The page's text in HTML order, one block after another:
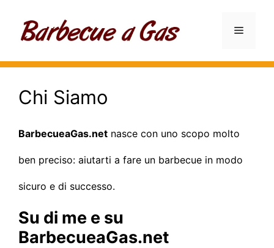
contenuto
Menu
Chi Siamo
BarbecueaGas.net nasce con uno scopo molto
ben preciso: aiutarti a fare un barbecue in modo
sicuro e di successo.
Su di me e su
BarbecueaGas.net